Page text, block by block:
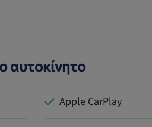
αυτοκίνητο
Apple CarPlay